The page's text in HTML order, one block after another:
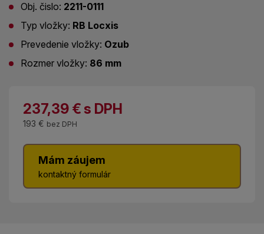
237,39 € s DPH
193 € bez DPH
Mám záujem
kontaktný formulár
Obj. čislo: 2211-0111
Typ vložky: RB Locxis
Prevedenie vložky: Ozub
Rozmer vložky: 86 mm